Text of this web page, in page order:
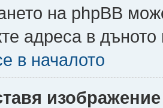
на phpBB
адреса в дъното
в началото